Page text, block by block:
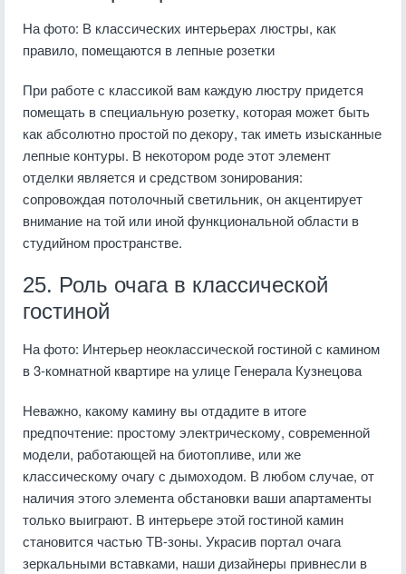
На фото: В классических интерьерах люстры, как
правило, помещаются в лепные розетки
При работе с классикой вам каждую люстру придется
помещать в специальную розетку, которая может быть
как абсолютно простой по декору, так иметь изысканные
лепные контуры. В некотором роде этот элемент
отделки является и средством зонирования:
сопровождая потолочный светильник, он акцентирует
внимание на той или иной функциональной области в
студийном пространстве.
25. Роль очага в классической
гостиной
На фото: Интерьер неоклассической гостиной с камином
в 3-комнатной квартире на улице Генерала Кузнецова
Неважно, какому камину вы отдадите в итоге
предпочтение: простому электрическому, современной
модели, работающей на биотопливе, или же
классическому очагу с дымоходом. В любом случае, от
наличия этого элемента обстановки ваши апартаменты
только выиграют. В интерьере этой гостиной камин
становится частью ТВ-зоны. Украсив портал очага
зеркальными вставками, наши дизайнеры привнесли в